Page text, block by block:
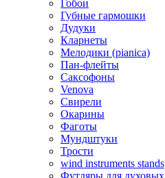
Гобои
Губные гармошки
Дудуки
Кларнеты
Мелодики (pianica)
Пан-флейты
Саксофоны
Venova
Свирели
Окарины
Фаготы
Мундштуки
Трости
wind instruments stands
Футляры для духовых